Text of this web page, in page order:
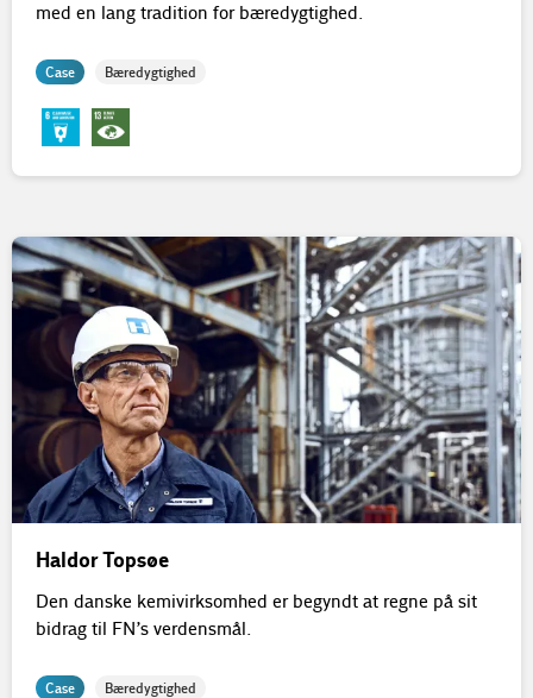
med en lang tradition for bæredygtighed.
Case Bæredygtighed
Haldor Topsøe
Den danske kemivirksomhed er begyndt at regne på sit
bidrag til FN’s verdensmål.
Case Bæredygtighed